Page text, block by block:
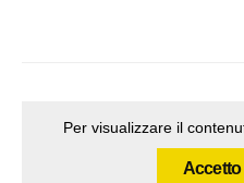
Per visualizzare il
Accetto